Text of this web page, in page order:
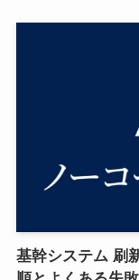
基幹システム 刷